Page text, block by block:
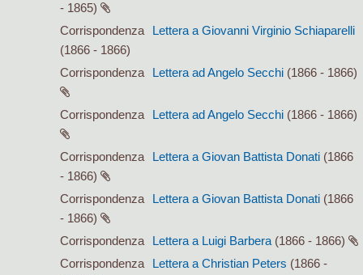
- 1865)
Corrispondenza
Lettera a Giovanni Virginio Schiaparelli
(1866 - 1866)
Corrispondenza
Lettera ad Angelo Secchi (1866 - 1866)
Corrispondenza Lettera ad Angelo Secchi (1866 - 1866)
Corrispondenza Lettera a Giovan Battista Donati (1866
- 1866)
Corrispondenza
Lettera a Giovan Battista Donati (1866
- 1866)
Corrispondenza
Lettera a Luigi Barbera (1866 - 1866)
Corrispondenza
Lettera a Christian Peters (1866 -